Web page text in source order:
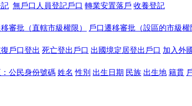
無戶口人員登記戶口 轉業安置落戶 收養登記
審批（直轄市級權限） 戶口遷移審批（設區的市級權
戶口登出 死亡登出戶口 出國境定居登出戶口 加入外
公民身份號碼 姓名 性別 出生日期 民族 出生地 籍貫